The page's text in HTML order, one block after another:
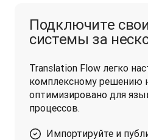
Подключите
системы за
Translation Flow легко
комплексному решению
оптимизировано для
процессов.
Импортируйте и